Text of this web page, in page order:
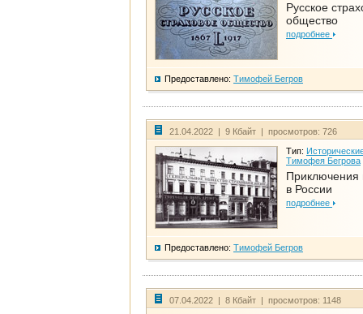
Русское
общество
подробнее
Предоставлено: Тимофей Бегров
21.04.2022 | 9 Кбайт | просмотров: 726
Тип:
Тимофея Бегрова
Приключения
в России
подробнее
Предоставлено: Тимофей Бегров
07.04.2022 | 8 Кбайт | просмотров: 1148